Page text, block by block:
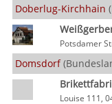
Doberlug-Kirchhain
Potsdamer
Domsdorf
Louise 111,